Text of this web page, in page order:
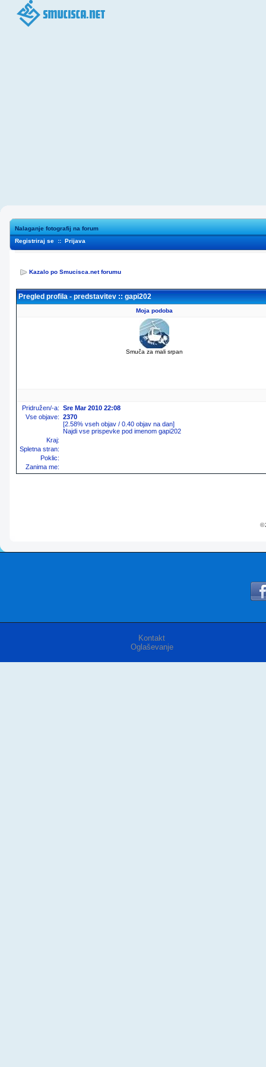
Nalaganje fotografij na forum
Registriraj se :: Prijava
Kazalo po Smucisca.net forumu
Pregled profila - predstavitev :: gapi202
Moja podoba
Smuča za mali srpan
Pridružen/-a: Sre Mar 2010 22:08
Vse objave: 2370
[2.58% vseh objav / 0.40 objav na dan]
Najdi vse prispevke pod imenom gapi202
Kraj:
Spletna stran:
Poklic:
Zanima me:
©
Kontakt
Oglaševanje